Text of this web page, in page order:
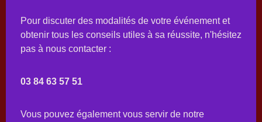
Pour discuter des modalités de votre événement et
obtenir tous les conseils utiles à sa réussite, n'hésitez
pas à nous contacter :
03 84 63 57 51
Vous pouvez également vous servir de notre